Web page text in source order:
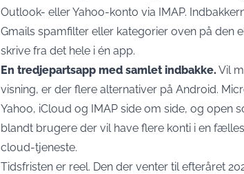
Outlook- eller Yahoo-konto via IMAP.
Gmails spamfilter eller kategorier oven på den
skrive fra det hele i én app.
En tredjepartsapp med samlet indbakke. Vil
visning, er der flere alternativer på Android.
Yahoo, iCloud og IMAP side om side, og open
blandt brugere der vil have flere konti i en
cloud-tjeneste.
Tidsfristen er reel. Den der venter til efteråret